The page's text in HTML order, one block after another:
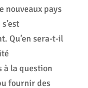
nouveaux pays
Qu’en sera-t-il
à la question
fournir des